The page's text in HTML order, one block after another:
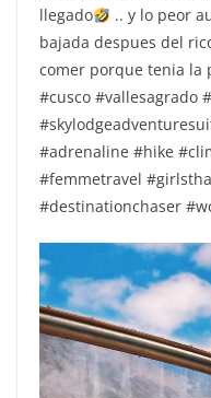
llegado
.. y lo peor
bajada despues del
comer porque tenia la
#cusco #vallesagrado
#adrenaline #hike
#femmetravel
#destinationchaser